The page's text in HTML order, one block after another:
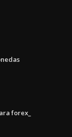
forex_